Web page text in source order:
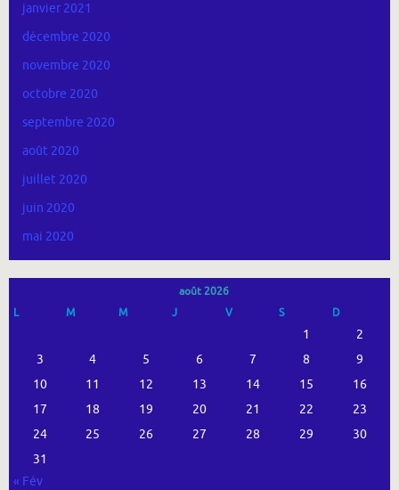
janvier 2021
décembre 2020
novembre 2020
octobre 2020
septembre 2020
août 2020
juillet 2020
juin 2020
mai 2020
août 2026
L
M M J V S D
1
2
3
4 5 6 7 8
9
10
11 12 13 14 15
16
17
18 19 20 21 22
23
24
25 26 27 28 29
30
31
« Fév